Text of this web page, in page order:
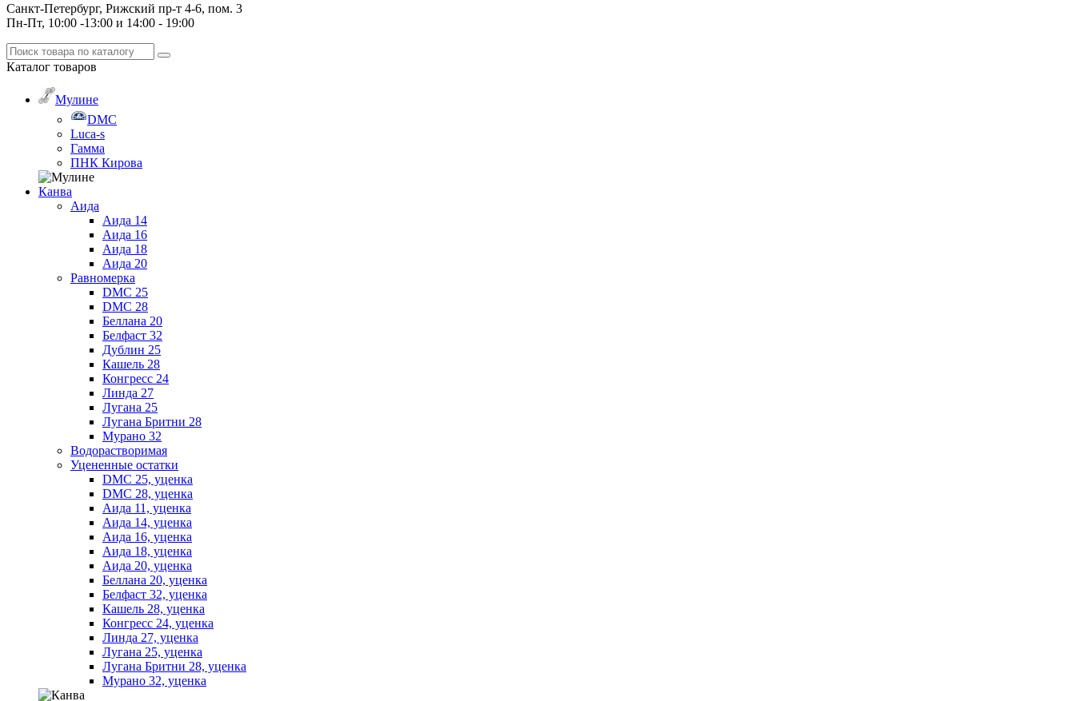
Санкт-Петербург, Рижский пр-т 4-6, пом. 3
Пн-Пт, 10:00 -13:00 и 14:00 - 19:00
Каталог товаров
Мулине
DMC
Luca-s
Гамма
ПНК Кирова
Канва
Аида
Аида 14
Аида 16
Аида 18
Аида 20
Равномерка
DMC 25
DMC 28
Беллана 20
Белфаст 32
Дублин 25
Кашель 28
Конгресс 24
Линда 27
Лугана 25
Лугана Бритни 28
Мурано 32
Водорастворимая
Уцененные остатки
DMC 25, уценка
DMC 28, уценка
Аида 11, уценка
Аида 14, уценка
Аида 16, уценка
Аида 18, уценка
Аида 20, уценка
Беллана 20, уценка
Белфаст 32, уценка
Кашель 28, уценка
Конгресс 24, уценка
Линда 27, уценка
Лугана 25, уценка
Лугана Бритни 28, уценка
Мурано 32, уценка